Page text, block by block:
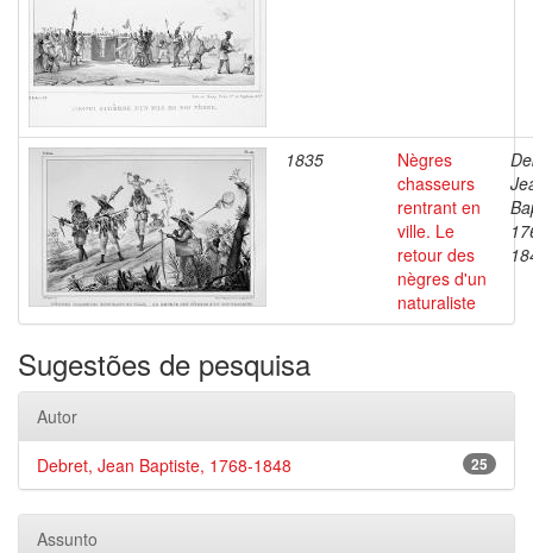
1835
Nègres
chasseurs
rentrant en
ville. Le
retour des
nègres d'un
naturaliste
Sugestões de pesquisa
Autor
25
Debret, Jean Baptiste, 1768-1848
Assunto